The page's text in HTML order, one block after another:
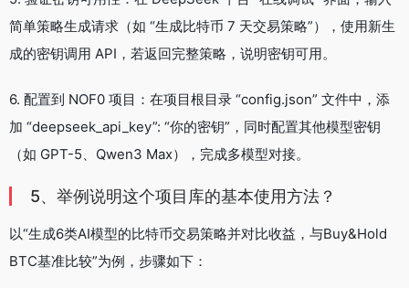
简单策略生成请求（如 “生成比特币 7 天交易策略”），使用新生
成的密钥调用 API，若返回完整策略，说明密钥可用。
6. 配置到 NOF0 项目：在项目根目录 “config.json” 文件中，添
加 “deepseek_api_key”: “你的密钥”，同时配置其他模型密钥
（如 GPT-5、Qwen3 Max），完成多模型对接。
5、举例说明这个项目库的基本使用方法？
以“生成6类AI模型的比特币交易策略并对比收益，与Buy&Hold
BTC基准比较”为例，步骤如下：